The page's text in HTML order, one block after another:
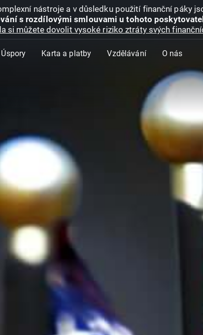
nástroje a v důsledku použití finanční páky
s rozdílovými smlouvami u tohoto
si můžete dovolit vysoké riziko ztráty svých
Úspory Karta a platby Vzdělávání O nás